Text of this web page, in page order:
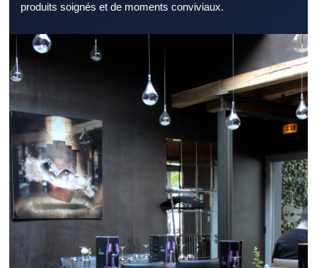
produits soignés et de moments conviviaux.
Opter pour un Restaurant Val de Marne bien situé peut faire
toute la différence pour une sortie. Un Restaurant Val de Marne
intéresse de nombreux gourmands à la recherche d’une bonne
table. L’ambiance générale d’un Restaurant Val de Marne peut
marquer positivement les convives. Une carte bien pensée dans
un Restaurant Val de Marne renforce l’intérêt des clients. Des
produits bien choisis renforcent l’image d’un Restaurant Val de
Marne. Le sens du service peut transformer positivement
l’expérience dans un Restaurant Val de Marne. L’emplacement
d’un Restaurant Val de Marne peut simplifier l’organisation d’un
repas. Lors d’un repas rapide, un Restaurant Val de Marne bien
rythmé fait la différence. En soirée, un Restaurant Val de Marne
confortable devient un cadre parfait pour partager. Un repas de
travail peut être valorisé par le choix d’un Restaurant Val de
Marne. Un Restaurant Val de Marne attractif propose
généralement un bon niveau de qualité pour son tarif. Un
Restaurant Val de Marne se distingue volontiers grâce à